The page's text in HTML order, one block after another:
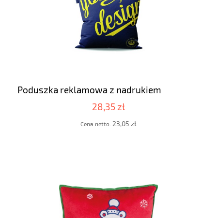
Poduszka reklamowa z nadrukiem
28,35 zł
Cena netto: 23,05 zł